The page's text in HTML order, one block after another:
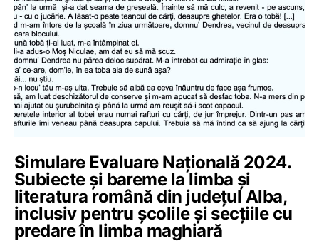
Simulare Evaluare Națională 2024.
Subiecte și bareme la limba și
literatura română din județul Alba,
inclusiv pentru școlile și secțiile cu
predare în limba maghiară